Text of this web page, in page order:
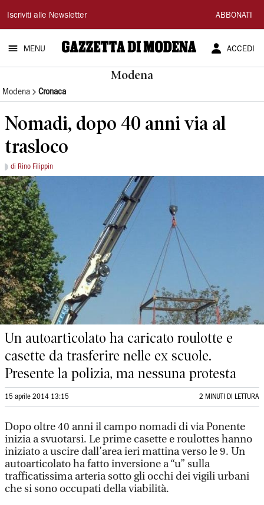
Gazzetta
di
Modena
Iscriviti alle Newsletter ABBONATI
MENU ACCEDI
Modena
Modena Cronaca
Nomadi, dopo 40 anni via al
trasloco
di Rino Filippin
Un autoarticolato ha caricato roulotte e
casette da trasferire nelle ex scuole.
Presente la polizia, ma nessuna protesta
15 aprile 2014 13:15 2 MINUTI DI LETTURA
Dopo oltre 40 anni il campo nomadi di via Ponente
inizia a svuotarsi. Le prime casette e roulottes hanno
iniziato a uscire dall’area ieri mattina verso le 9. Un
autoarticolato ha fatto inversione a “u” sulla
trafficatissima arteria sotto gli occhi dei vigili urbani
che si sono occupati della viabilità.